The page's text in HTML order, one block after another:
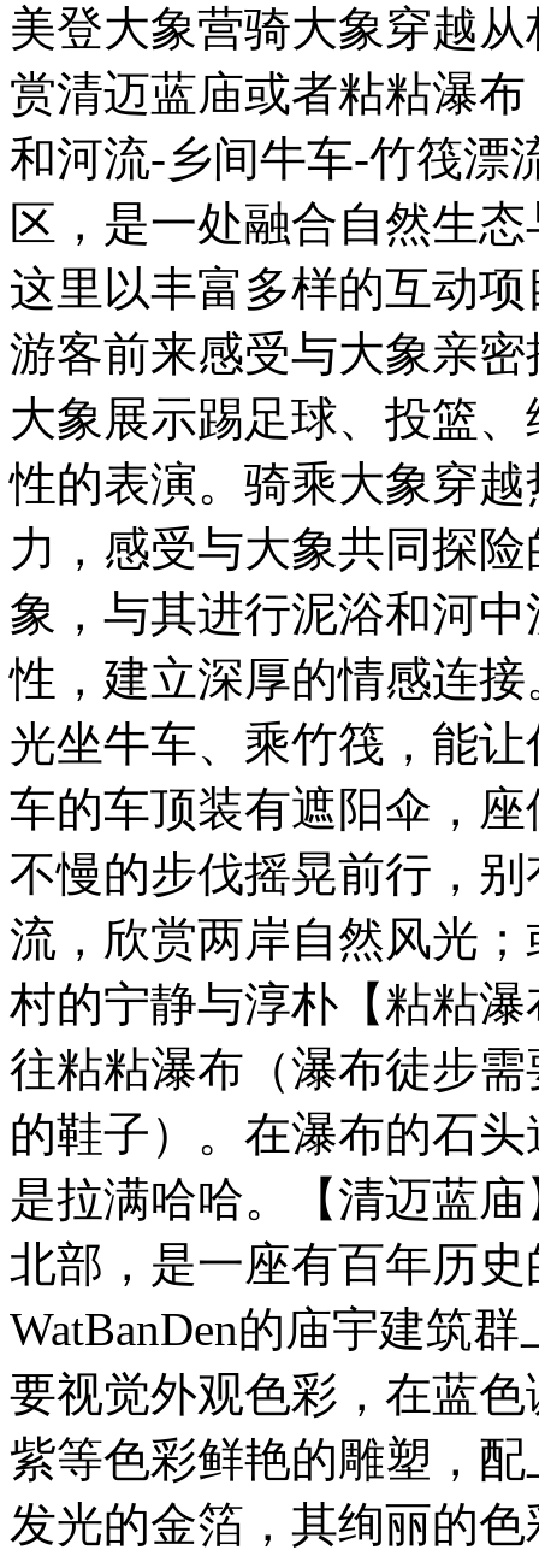
美登大象营骑大象穿越
赏清迈蓝庙或者粘粘瀑
和河流-乡间牛车-竹筏漂
区，是一处融合自然生
这里以丰富多样的互动
游客前来感受与大象亲
大象展示踢足球、投篮
性的表演。骑乘大象穿
力，感受与大象共同探
象，与其进行泥浴和河
性，建立深厚的情感连
光坐牛车、乘竹筏，能
车的车顶装有遮阳伞，
不慢的步伐摇晃前行，
流，欣赏两岸自然风光
村的宁静与淳朴【粘粘瀑
往粘粘瀑布（瀑布徒步
的鞋子）。在瀑布的石
是拉满哈哈。【清迈蓝庙
北部，是一座有百年历
WatBanDen的庙宇建筑
要视觉外观色彩，在蓝
紫等色彩鲜艳的雕塑，
发光的金箔，其绚丽的